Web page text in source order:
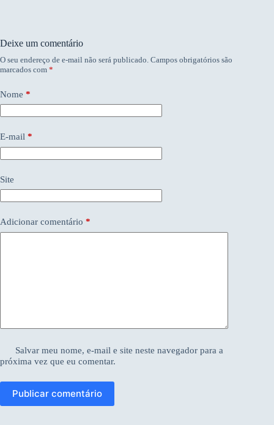
Deixe um comentário
O seu endereço de e-mail não será publicado. Campos obrigatórios são
marcados com *
Nome *
E-mail *
Site
Adicionar comentário *
Salvar meu nome, e-mail e site neste navegador para a
próxima vez que eu comentar.
Publicar comentário